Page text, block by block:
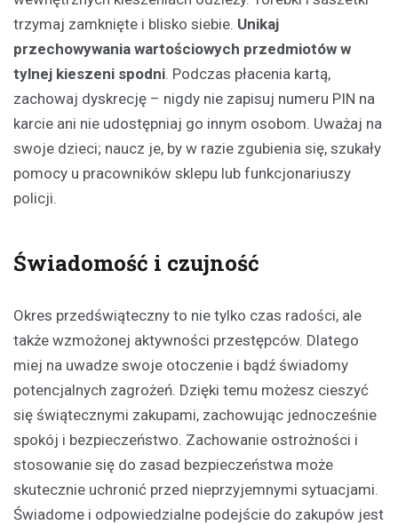
trzymaj zamknięte i blisko siebie. Unikaj
przechowywania wartościowych przedmiotów w
tylnej kieszeni spodni. Podczas płacenia kartą,
zachowaj dyskrecję – nigdy nie zapisuj numeru PIN na
karcie ani nie udostępniaj go innym osobom. Uważaj na
swoje dzieci; naucz je, by w razie zgubienia się, szukały
pomocy u pracowników sklepu lub funkcjonariuszy
policji.
Świadomość i czujność
Okres przedświąteczny to nie tylko czas radości, ale
także wzmożonej aktywności przestępców. Dlatego
miej na uwadze swoje otoczenie i bądź świadomy
potencjalnych zagrożeń. Dzięki temu możesz cieszyć
się świątecznymi zakupami, zachowując jednocześnie
spokój i bezpieczeństwo. Zachowanie ostrożności i
stosowanie się do zasad bezpieczeństwa może
skutecznie uchronić przed nieprzyjemnymi sytuacjami.
Świadome i odpowiedzialne podejście do zakupów jest